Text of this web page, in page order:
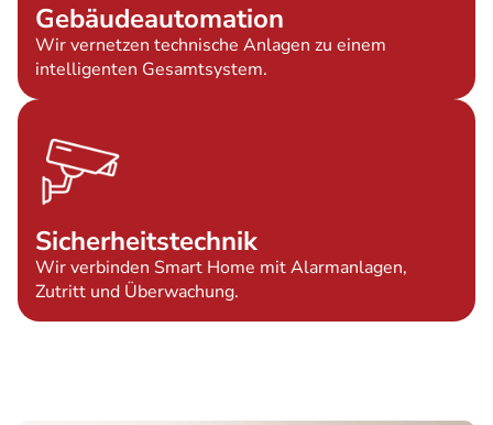
Gebäudeautomation
Wir vernetzen technische Anlagen zu einem
intelligenten Gesamtsystem.
Sicherheitstechnik
Wir verbinden Smart Home mit Alarmanlagen,
Zutritt und Überwachung.